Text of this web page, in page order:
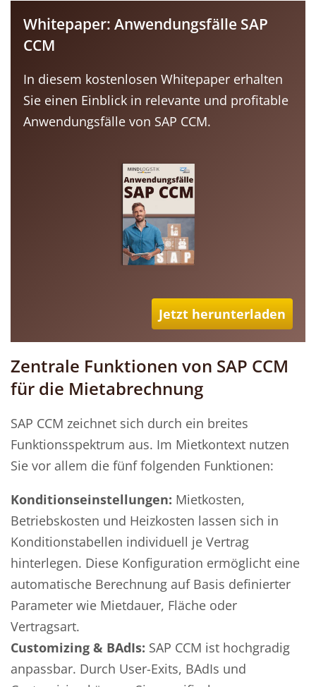
Whitepaper: Anwendungsfälle SAP
CCM
In diesem kostenlosen Whitepaper erhalten
Sie einen Einblick in relevante und profitable
Anwendungsfälle von SAP CCM.
Jetzt herunterladen
Zentrale Funktionen von SAP CCM
für die Mietabrechnung
SAP CCM zeichnet sich durch ein breites
Funktionsspektrum aus. Im Mietkontext nutzen
Sie vor allem die fünf folgenden Funktionen:
Konditionseinstellungen: Mietkosten,
Betriebskosten und Heizkosten lassen sich in
Konditionstabellen individuell je Vertrag
hinterlegen. Diese Konfiguration ermöglicht eine
automatische Berechnung auf Basis definierter
Parameter wie Mietdauer, Fläche oder
Vertragsart.
Customizing & BAdIs: SAP CCM ist hochgradig
anpassbar. Durch User-Exits, BAdIs und